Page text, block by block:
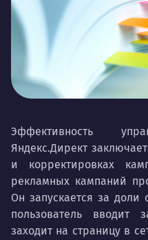
Эффективность
Яндекс.Директ
и корректировках
рекламных кампаний
Он запускается за доли
пользователь вводит
заходит на страницу в